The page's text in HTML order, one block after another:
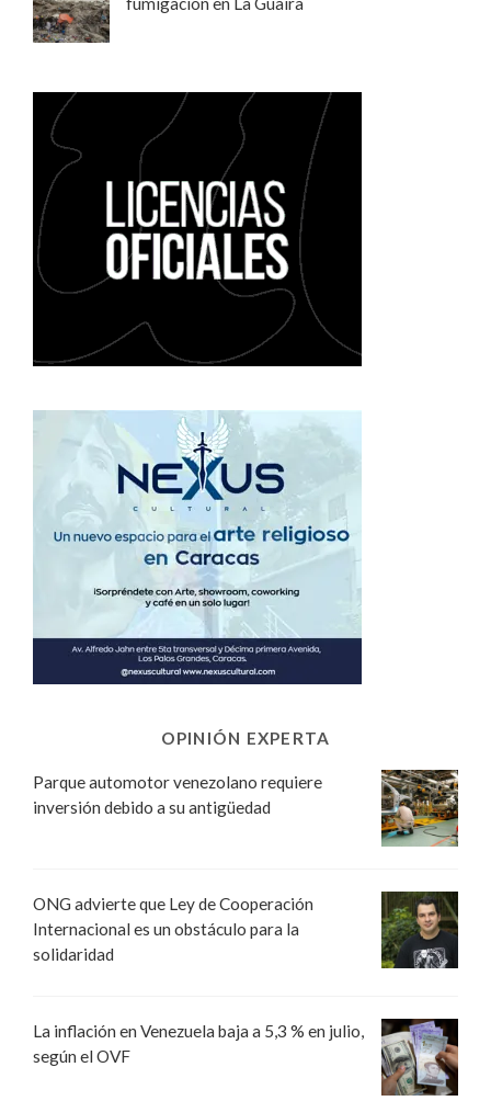
OPINIÓN EXPERTA
Parque automotor venezolano requiere
inversión debido a su antigüedad
ONG advierte que Ley de Cooperación
Internacional es un obstáculo para la
solidaridad
La inflación en Venezuela baja a 5,3 % en julio,
según el OVF